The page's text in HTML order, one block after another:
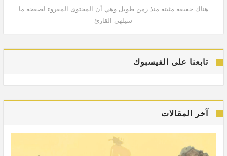
هناك حقيقة مثبتة منذ زمن طويل وهي أن المحتوى المقروء لصفحة ما
سيلهي القارئ
تابعنا على الفيسبوك
آخر المقالات